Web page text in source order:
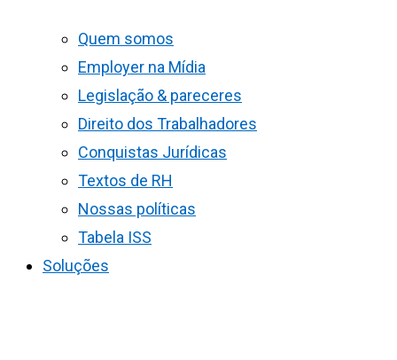
Quem somos
Employer na Mídia
Legislação & pareceres
Direito dos Trabalhadores
Conquistas Jurídicas
Textos de RH
Nossas políticas
Tabela ISS
Soluções